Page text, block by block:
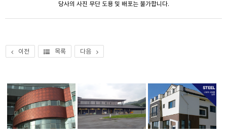
당사의 사진 무단 도용 및 배포는 불가합니다.
이전 목록 다음